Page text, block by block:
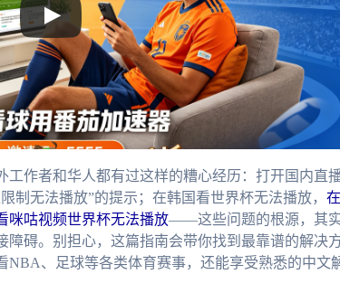
作者和华人都有过这样的糟心经历：打开国内直
制无法播放”的提示；在韩国看世界杯无法播放，
咪咕视频世界杯无法播放——这些问题的根源，其
碍。别担心，这篇指南会带你找到最靠谱的解决方
、足球等各类体育赛事，还能享受熟悉的中文